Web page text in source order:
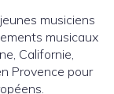
musiciens
musicaux
Californie,
Provence pour